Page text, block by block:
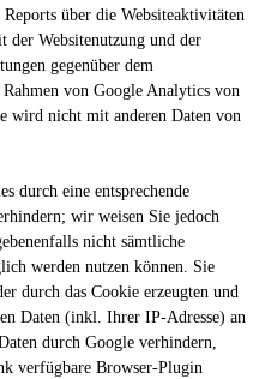
über die Websiteaktivitäten
der Websitenutzung und der
gegenüber dem
von Google Analytics von
wird nicht mit anderen Daten von
durch eine entsprechende
wir weisen Sie jedoch
nicht sämtliche
werden nutzen können. Sie
durch das Cookie erzeugten und
Daten (inkl. Ihrer IP-Adresse) an
durch Google verhindern,
verfügbare Browser-Plugin